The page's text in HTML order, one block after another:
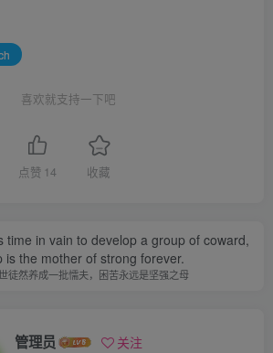
喜欢就支持一下吧
点赞 14 收藏
time in vain to develop a group of coward,
is the mother of strong forever.
徒然养成一批懦夫，困苦永远是坚强之母
管理员 关注